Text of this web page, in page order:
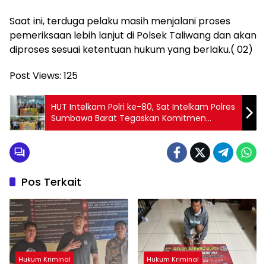
Saat ini, terduga pelaku masih menjalani proses
pemeriksaan lebih lanjut di Polsek Taliwang dan akan
diproses sesuai ketentuan hukum yang berlaku.( 02)
Post Views: 125
HUT Intelkam Polri ke-80, Sat Intelkam Polres
Sumbawa Barat Tegaskan Komitmen
Melayani Masyarakat
Pos Terkait
Hukum Kriminal Hukum Kriminal